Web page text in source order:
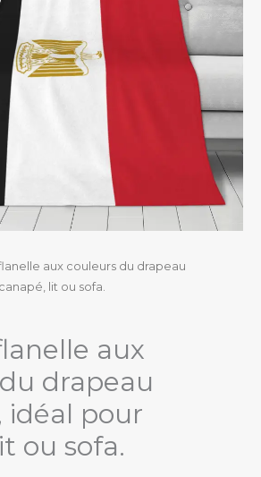
aux couleurs du drapeau
lit ou sofa.
aux
drapeau
idéal pour
ou sofa.